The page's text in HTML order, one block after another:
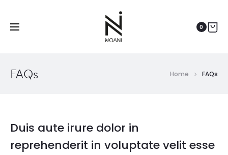
0
FAQs Home FAQs
Duis aute irure dolor in
reprehenderit in voluptate velit esse